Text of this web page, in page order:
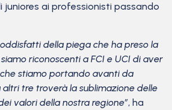
juniores ai professionisti passando
della piega che ha preso la
riconoscenti a FCI e UCI di aver
stiamo portando avanti da
tre troverà la sublimazione delle
valori della nostra regione”, ha